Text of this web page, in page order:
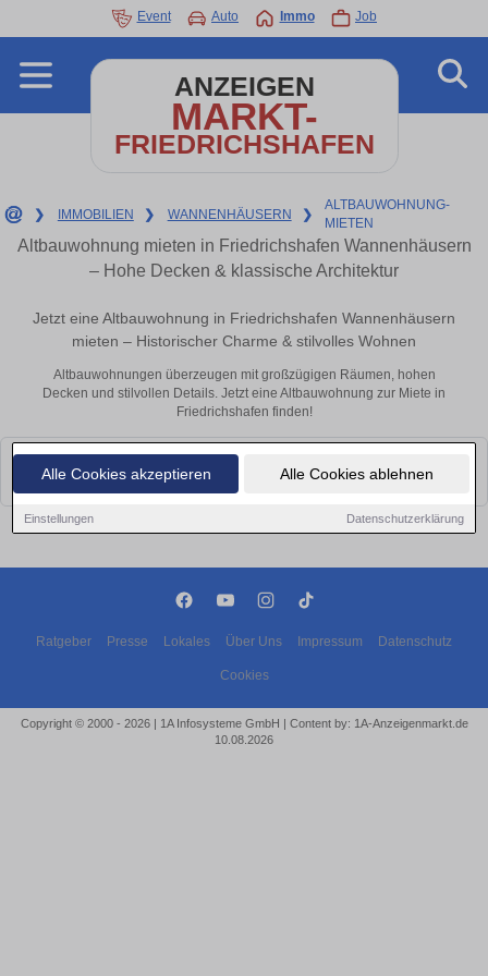
Alle Cookies akzeptieren Alle Cookies ablehnen
Einstellungen Datenschutzerklärung
Event Auto Immo Job
ANZEIGEN
MARKT-
FRIEDRICHSHAFEN
❯ IMMOBILIEN ❯ WANNENHÄUSERN ❯
ALTBAUWOHNUNG-
MIETEN
Altbauwohnung mieten in Friedrichshafen Wannenhäusern
– Hohe Decken & klassische Architektur
Jetzt eine Altbauwohnung in Friedrichshafen Wannenhäusern
mieten – Historischer Charme & stilvolles Wohnen
Altbauwohnungen überzeugen mit großzügigen Räumen, hohen
Decken und stilvollen Details. Jetzt eine Altbauwohnung zur Miete in
Friedrichshafen finden!
Leider konnten wir derzeit keine passenden Objekte finden. Schauen Sie
bald wieder vorbei!
Ratgeber Presse Lokales Über Uns Impressum Datenschutz
Cookies
Copyright © 2000 - 2026 | 1A Infosysteme GmbH | Content by: 1A-Anzeigenmarkt.de
10.08.2026